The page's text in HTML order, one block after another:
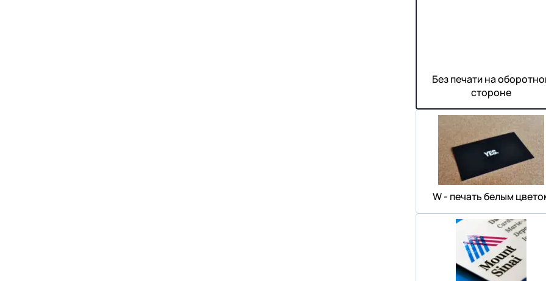
Без печати на
стороне
W - печать белым